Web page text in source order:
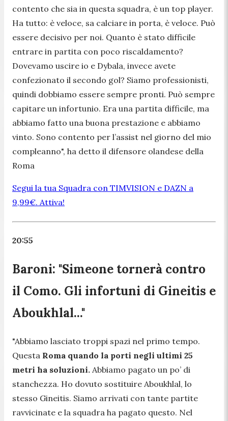
contento che sia in questa squadra, è un top player.
Ha tutto: è veloce, sa calciare in porta, è veloce. Può
essere decisivo per noi. Quanto è stato difficile
entrare in partita con poco riscaldamento?
Dovevamo uscire io e Dybala, invece avete
confezionato il secondo gol? Siamo professionisti,
quindi dobbiamo essere sempre pronti. Può sempre
capitare un infortunio. Era una partita difficile, ma
abbiamo fatto una buona prestazione e abbiamo
vinto. Sono contento per l’assist nel giorno del mio
compleanno", ha detto il difensore olandese della
Roma
Segui la tua Squadra con TIMVISION e DAZN a
9,99€. Attiva!
20:55
Baroni: "Simeone tornerà contro
il Como. Gli infortuni di Gineitis e
Aboukhlal..."
"Abbiamo lasciato troppi spazi nel primo tempo.
Questa Roma quando la porti negli ultimi 25
metri ha soluzioni. Abbiamo pagato un po’ di
stanchezza. Ho dovuto sostituire Aboukhlal, lo
stesso Gineitis. Siamo arrivati con tante partite
ravvicinate e la squadra ha pagato questo. Nel